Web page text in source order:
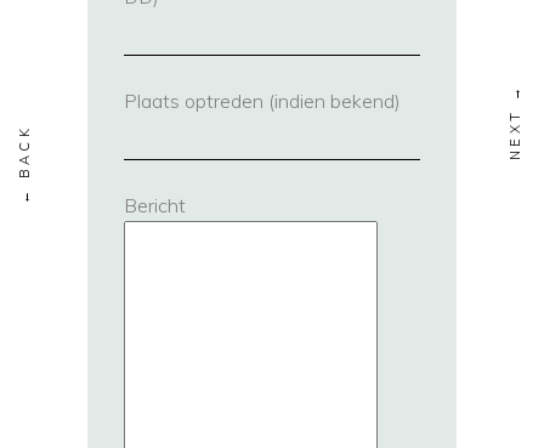
Plaats optreden (indien bekend)
Bericht